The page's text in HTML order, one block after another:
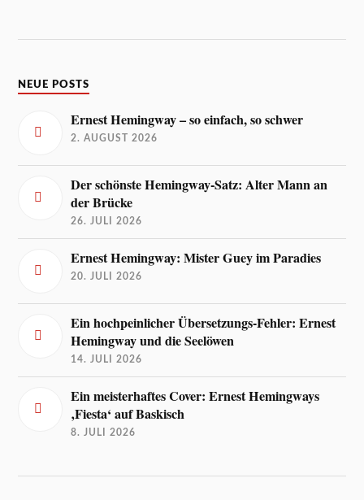
NEUE POSTS
Ernest Hemingway – so einfach, so schwer
2. AUGUST 2026
Der schönste Hemingway-Satz: Alter Mann an
der Brücke
26. JULI 2026
Ernest Hemingway: Mister Guey im Paradies
20. JULI 2026
Ein hochpeinlicher Übersetzungs-Fehler: Ernest
Hemingway und die Seelöwen
14. JULI 2026
Ein meisterhaftes Cover: Ernest Hemingways
‚Fiesta‘ auf Baskisch
8. JULI 2026